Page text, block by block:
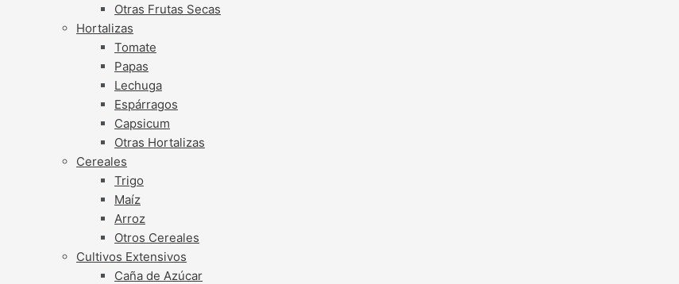
Otras Frutas Secas
Hortalizas
Tomate
Papas
Lechuga
Espárragos
Capsicum
Otras Hortalizas
Cereales
Trigo
Maíz
Arroz
Otros Cereales
Cultivos Extensivos
Caña de Azúcar